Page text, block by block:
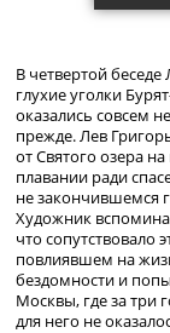
В четвертой
глухие уголки
оказались совсем
прежде. Лев
от Святого озера
плавании ради
не закончившемся
Художник
что сопутствовало
повлиявшем на
бездомности и
Москвы, где за три
для него не